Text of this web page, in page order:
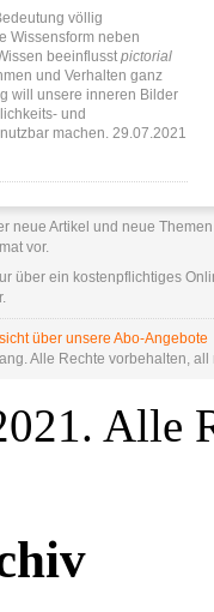
völlig
Wissensform neben
beeinflusst pictorial
und Verhalten ganz
will unsere inneren Bilder
und
machen. 29.07.2021
neue Artikel und neue
vor.
über ein kostenpflichtiges
über unsere Abo-Angebote
Alle Rechte vorbehalten, all
Alle